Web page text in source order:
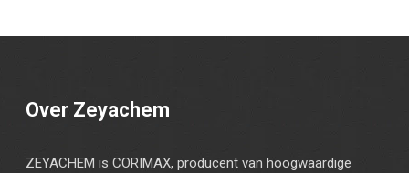
Over Zeyachem
ZEYACHEM is CORIMAX, producent van hoogwaardige